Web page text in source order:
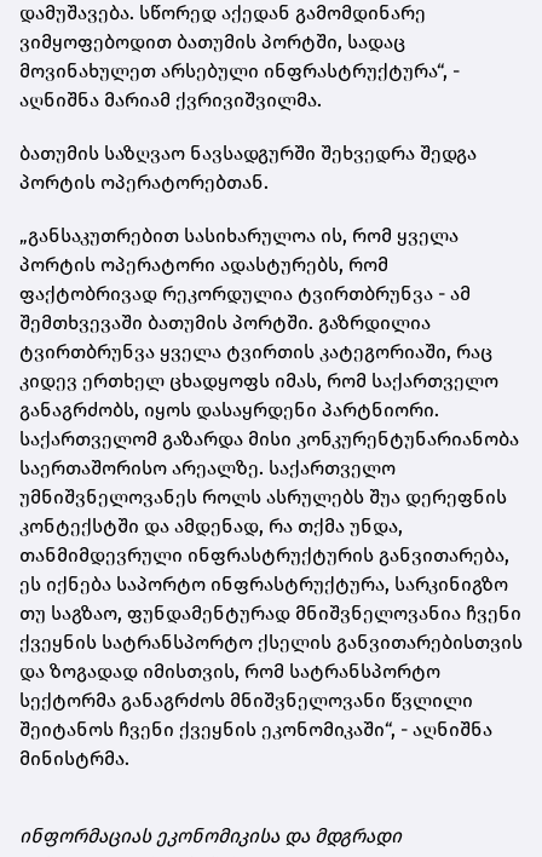
დამუშავება. სწორედ აქედან გამომდინარე
ვიმყოფებოდით ბათუმის პორტში, სადაც
მოვინახულეთ არსებული ინფრასტრუქტურა“, -
აღნიშნა მარიამ ქვრივიშვილმა.
ბათუმის საზღვაო ნავსადგურში შეხვედრა შედგა
პორტის ოპერატორებთან.
„განსაკუთრებით სასიხარულოა ის, რომ ყველა
პორტის ოპერატორი ადასტურებს, რომ
ფაქტობრივად რეკორდულია ტვირთბრუნვა - ამ
შემთხვევაში ბათუმის პორტში. გაზრდილია
ტვირთბრუნვა ყველა ტვირთის კატეგორიაში, რაც
კიდევ ერთხელ ცხადყოფს იმას, რომ საქართველო
განაგრძობს, იყოს დასაყრდენი პარტნიორი.
საქართველომ გაზარდა მისი კონკურენტუნარიანობა
საერთაშორისო არეალზე. საქართველო
უმნიშვნელოვანეს როლს ასრულებს შუა დერეფნის
კონტექსტში და ამდენად, რა თქმა უნდა,
თანმიმდევრული ინფრასტრუქტურის განვითარება,
ეს იქნება საპორტო ინფრასტრუქტურა, სარკინიგზო
თუ საგზაო, ფუნდამენტურად მნიშვნელოვანია ჩვენი
ქვეყნის სატრანსპორტო ქსელის განვითარებისთვის
და ზოგადად იმისთვის, რომ სატრანსპორტო
სექტორმა განაგრძოს მნიშვნელოვანი წვლილი
შეიტანოს ჩვენი ქვეყნის ეკონომიკაში“, - აღნიშნა
მინისტრმა.
ინფორმაციას ეკონომიკისა და მდგრადი